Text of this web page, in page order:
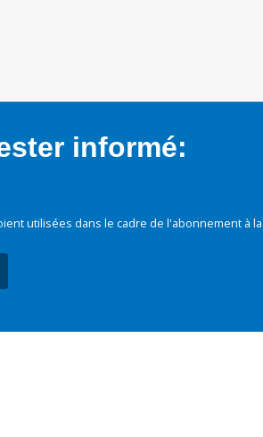
informé:
utilisées dans le cadre de l'abonnement à